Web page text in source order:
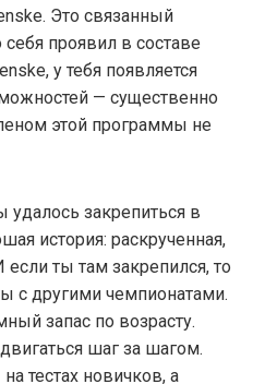
Это связанный
проявил в составе
у тебя появляется
— существенно
этой программы не
закрепиться в
история: раскрученная,
ты там закрепился, то
с другими чемпионатами.
запас по возрасту.
шаг за шагом.
тестах новичков, а